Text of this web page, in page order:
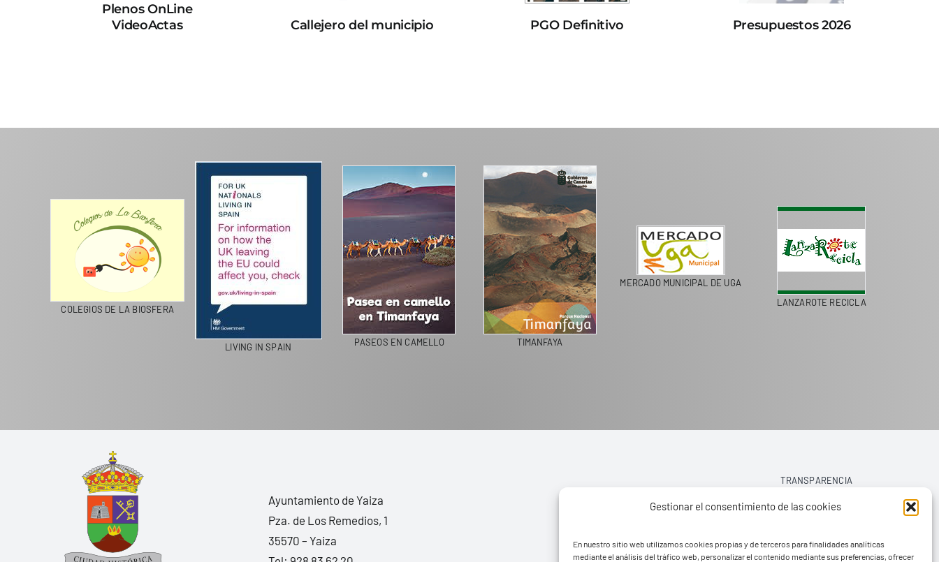
Gestionar el consentimiento de las cookies
En nuestro sitio web utilizamos cookies propias y de terceros para finalidades analíticas
mediante el análisis del tráfico web, personalizar el contenido mediante sus preferencias, ofrecer
Plenos OnLine
VideoActas
Callejero del municipio PGO Definitivo Presupuestos 2026
COLEGIOS DE LA BIOSFERA
LIVING IN SPAIN PASEOS EN CAMELLO TIMANFAYA
MERCADO MUNICIPAL DE UGA
LANZAROTE RECICLA
Ayuntamiento de Yaiza
Pza. de Los Remedios, 1
35570 – Yaiza
TRANSPARENCIA
AVISO LEGAL
POLÍTICA DE PRIVACIDAD